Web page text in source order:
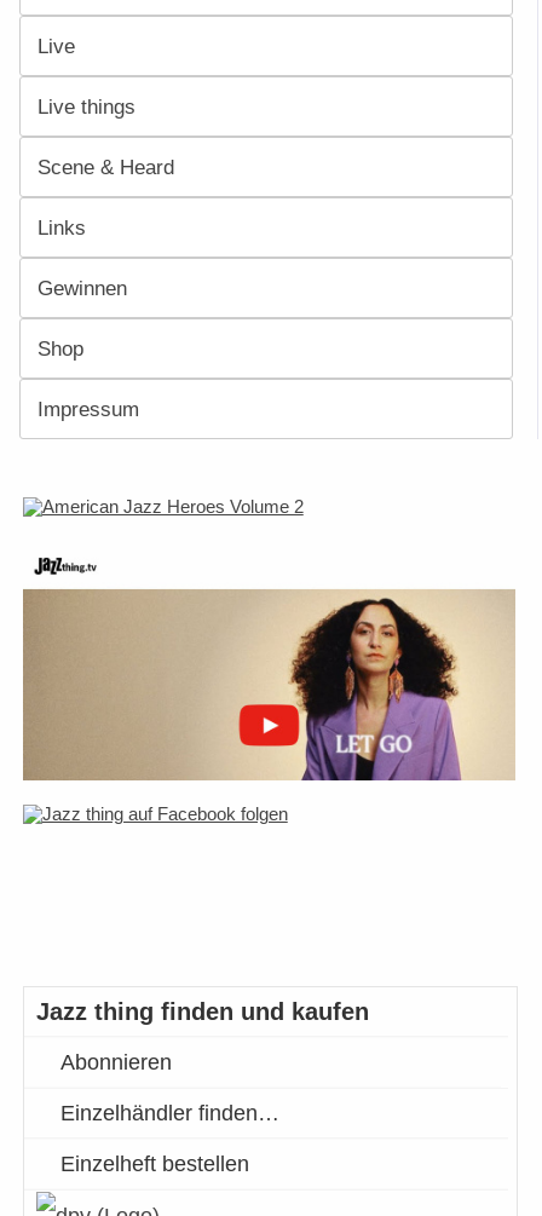
Live
Live things
Scene & Heard
Links
Gewinnen
Shop
Impressum
Jazz thing finden und kaufen
Abonnieren
Einzelhändler finden…
Einzelheft bestellen